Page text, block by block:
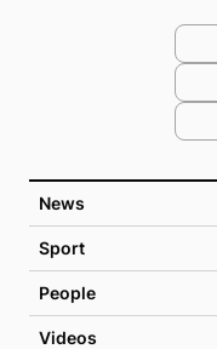
News
Sport
People
Videos